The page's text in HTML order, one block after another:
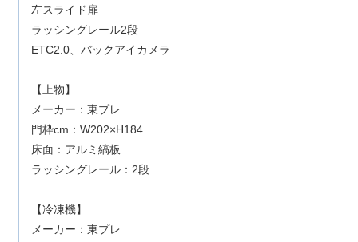
左スライド扉
ラッシングレール2段
ETC2.0、バックアイカメラ
【上物】
メーカー：東プレ
門枠cm：W202×H184
床面：アルミ縞板
ラッシングレール：2段
【冷凍機】
メーカー：東プレ